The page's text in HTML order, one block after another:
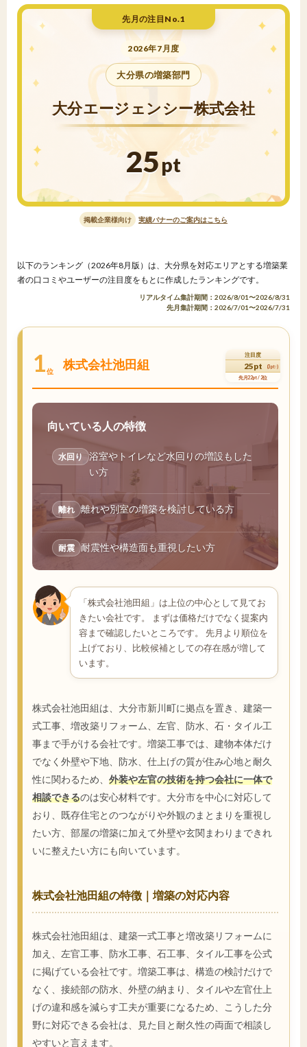
先月の注目No.1
2026年7月度
大分県の増築部門
大分エージェンシー株式会社
25pt
掲載企業様向け 実績バナーのご案内はこちら
以下のランキング（2026年8月版）は、大分県を対応エリアとする増築業
者の口コミやユーザーの注目度をもとに作成したランキングです。
リアルタイム集計期間：2026/8/01〜2026/8/31
先月集計期間：2026/7/01〜2026/7/31
1位 株式会社池田組
注目度
25pt (3pt↑)
先月22pt / 2位
向いている人の特徴
水回り
浴室やトイレなど水回りの増設もした
い方
離れ 離れや別室の増築を検討している方
耐震 耐震性や構造面も重視したい方
「株式会社池田組」は上位の中心として見てお
きたい会社です。 まずは価格だけでなく提案内
容まで確認したいところです。 先月より順位を
上げており、比較候補としての存在感が増して
います。
株式会社池田組は、大分市新川町に拠点を置き、建築一
式工事、増改築リフォーム、左官、防水、石・タイル工
事まで手がける会社です。増築工事では、建物本体だけ
でなく外壁や下地、防水、仕上げの質が住み心地と耐久
性に関わるため、 外装や左官の技術を持つ会社に一体で
相談できるのは安心材料です。大分市を中心に対応して
おり、既存住宅とのつながりや外観のまとまりを重視し
たい方、部屋の増築に加えて外壁や玄関まわりまできれ
いに整えたい方にも向いています。
株式会社池田組の特徴｜増築の対応内容
株式会社池田組は、建築一式工事と増改築リフォームに
加え、左官工事、防水工事、石工事、タイル工事を公式
に掲げている会社です。増築工事は、構造の検討だけで
なく、接続部の防水、外壁の納まり、タイルや左官仕上
げの違和感を減らす工夫が重要になるため、こうした分
野に対応できる会社は、見た目と耐久性の両面で相談し
やすいと言えます。